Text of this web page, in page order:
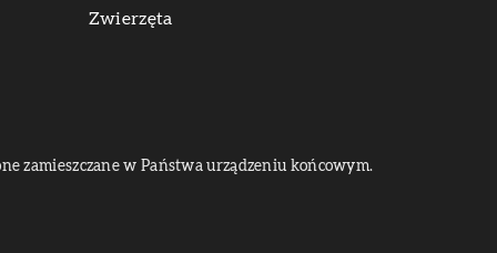
Zwierzęta
zamieszczane w Państwa urządzeniu końcowym.